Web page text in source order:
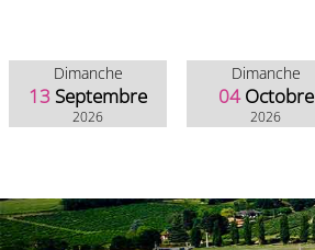
Dimanche
13 Septembre
2026
Dimanche
04Octobre
2026